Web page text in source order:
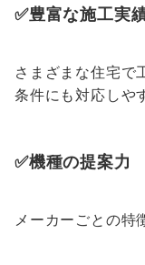
✅豊富な施工実
さまざまな住宅で
条件にも対応しや
✅機種の提案力
メーカーごとの特